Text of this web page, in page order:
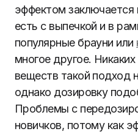
эффектом
есть с выпечкой и в
популярные брауни или
многое другое.
веществ такой подход
однако дозировку
Проблемы с
новичков, потому как